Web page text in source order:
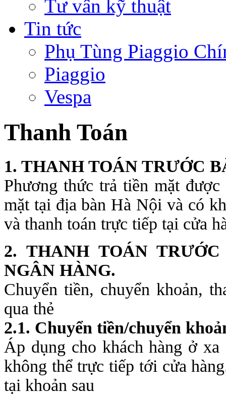
Tư vấn kỹ thuật
Tin tức
Phụ Tùng Piaggio
Piaggio
Vespa
Thanh Toán
1. THANH TOÁN TRƯỚC
Phương thức trả tiền mặt
mặt tại địa bàn Hà Nội và có
và thanh toán trực tiếp tại cửa
2. THANH TOÁN
NGÂN HÀNG.
Chuyển tiền, chuyển khoản,
qua thẻ
2.1. Chuyển tiền/chuyển
Áp dụng cho khách hàng ở
không thể trực tiếp tới cửa
tại khoản sau